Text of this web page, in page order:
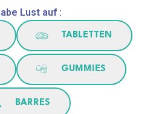
Lust auf :
TABLETTEN
GUMMIES
BARRES